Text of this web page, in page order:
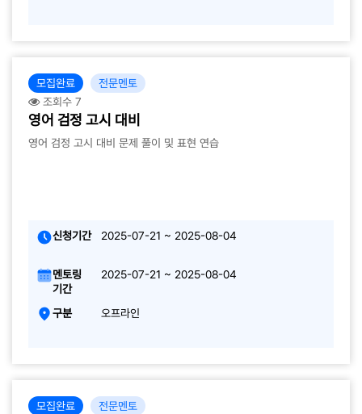
모집완료
전문멘토
조회수 7
영어 검정 고시 대비
영어 검정 고시 대비 문제 풀이 및 표현 연습
신청기간 2025-07-21 ~ 2025-08-04
멘토링
기간
2025-07-21 ~ 2025-08-04
구분 오프라인
모집완료
전문멘토